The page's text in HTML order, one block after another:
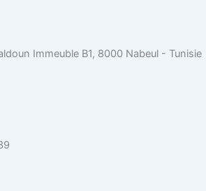
Immeuble B1, 8000 Nabeul - Tunisie